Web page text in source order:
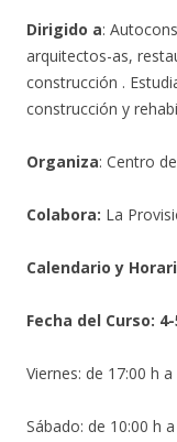
Dirigido a:
arquitectos-as,
construcción .
construcción y
Organiza: Centro
Colabora: La
Calendario y
Fecha del Curso:
Viernes: de 17:00 h a
Sábado: de 10:00 h